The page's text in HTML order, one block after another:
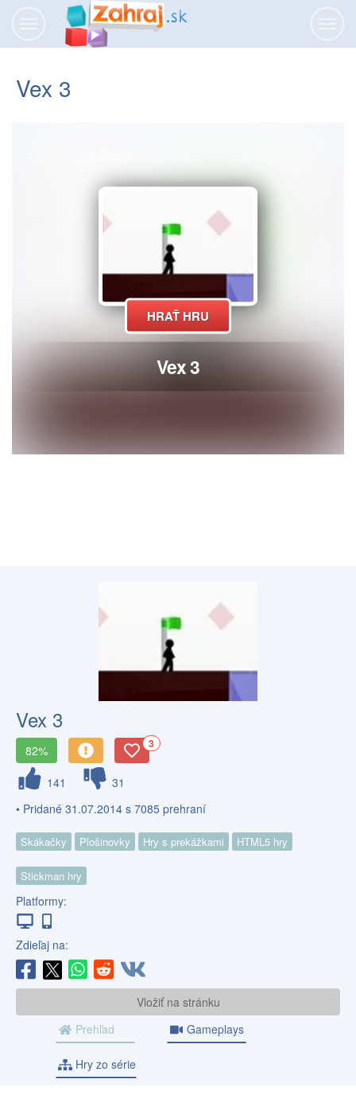
navigáciu
Vex 3
Vex 3
82% 3
141
31
• Pridané 31.07.2014 s 7085 prehraní
Skákačky Plošinovky Hry s prekážkami HTML5 hry
Stickman hry
Platformy:
Zdieľaj na:
Vložiť na stránku
Prehľad
Gameplays
Hry zo série